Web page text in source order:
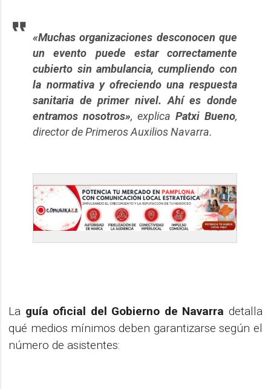
«Muchas organizaciones desconocen que
un evento puede estar correctamente
cubierto sin ambulancia, cumpliendo con
la normativa y ofreciendo una respuesta
sanitaria de primer nivel. Ahí es donde
entramos nosotros», explica Patxi Bueno,
director de Primeros Auxilios Navarra.
La guía oficial del Gobierno de Navarra detalla
qué medios mínimos deben garantizarse según el
número de asistentes: